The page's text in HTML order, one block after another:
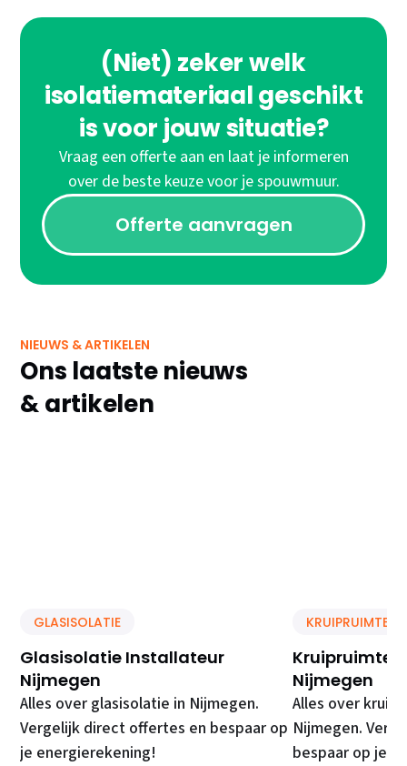
(Niet) zeker welk
isolatiemateriaal geschikt
is voor jouw situatie?
Vraag een offerte aan en laat je informeren
over de beste keuze voor je spouwmuur.
Offerte aanvragen
NIEUWS & ARTIKELEN
Ons laatste nieuws
& artikelen
GLASISOLATIE
Glasisolatie Installateur
Nijmegen
Alles over glasisolatie in Nijmegen.
Vergelijk direct offertes en bespaar op
je energierekening!
KRUIPRUIMTE
Kruipruimte
Nijmegen
Alles over
Nijmegen.
bespaar op je